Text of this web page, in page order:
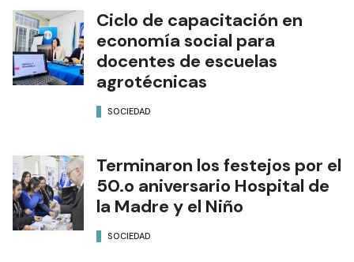
Ciclo de capacitación en
economía social para
docentes de escuelas
agrotécnicas
SOCIEDAD
Terminaron los festejos por el
50.o aniversario Hospital de
la Madre y el Niño
SOCIEDAD